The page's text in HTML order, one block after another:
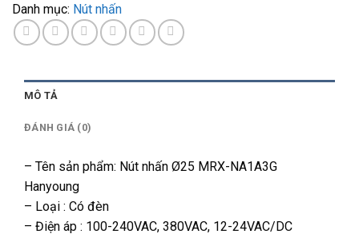
Danh mục: Nút nhấn
MÔ TẢ
ĐÁNH GIÁ (0)
– Tên sản phẩm: Nút nhấn Ø25 MRX-NA1A3G
Hanyoung
– Loại : Có đèn
– Điện áp : 100-240VAC, 380VAC, 12-24VAC/DC